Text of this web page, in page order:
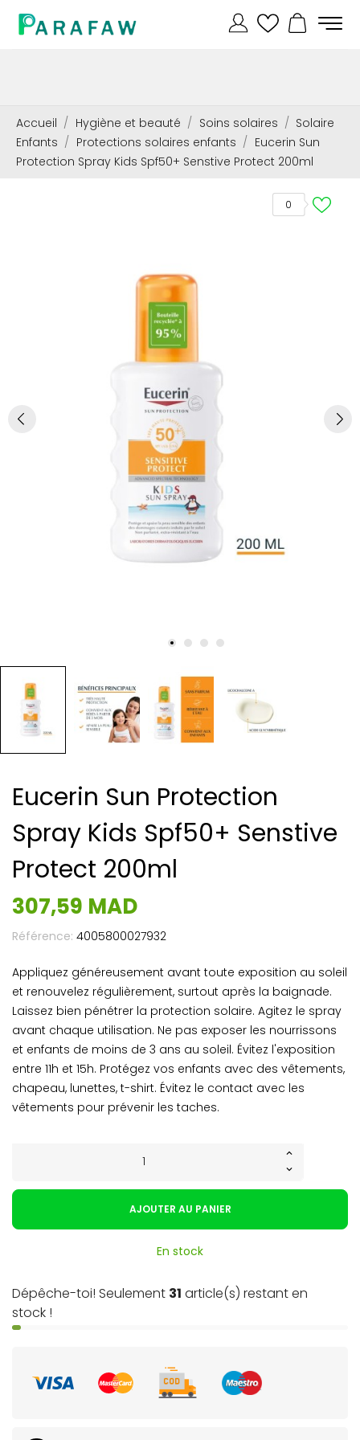
Accueil Hygiène et beauté Soins solaires
Solaire
Enfants
Protections solaires enfants
Eucerin Sun
Protection Spray Kids Spf50+ Senstive Protect 200ml
0
Eucerin Sun Protection
Spray Kids Spf50+ Senstive
Protect 200ml
307,59 MAD
Référence: 4005800027932
Appliquez généreusement avant toute exposition au soleil
et renouvelez régulièrement, surtout après la baignade.
Laissez bien pénétrer la protection solaire. Agitez le spray
avant chaque utilisation. Ne pas exposer les nourrissons
et enfants de moins de 3 ans au soleil. Évitez l'exposition
entre 11h et 15h. Protégez vos enfants avec des vêtements,
chapeau, lunettes, t-shirt. Évitez le contact avec les
vêtements pour prévenir les taches.
AJOUTER AU PANIER
En stock
Dépêche-toi! Seulement 31 article(s) restant en
stock !